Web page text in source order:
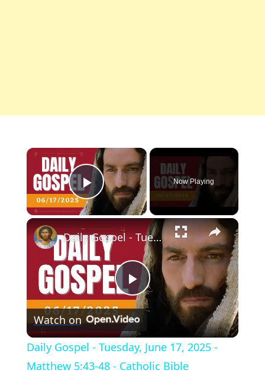
×
Play Video
Now Playing
×
Play
Video
Daily Gospel - Tuesday, June 17, 2025 - Matthew 5:43-48 - Catholic Bible
Watch on
Daily Gospel - Tuesday, June 17, 2025 -
Matthew 5:43-48 - Catholic Bible